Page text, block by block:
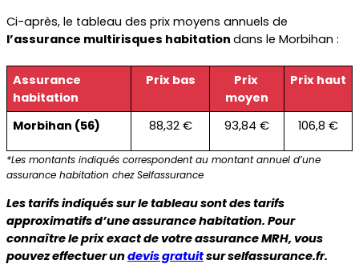
l’assurance multirisques habitation dans le Morbihan :
Assurance
habitation
Prix bas
Prix
moyen
Prix haut
Morbihan (56) 88,32 € 93,84 € 106,8 €
*Les montants indiqués correspondent au montant annuel d’une
assurance habitation chez Selfassurance
Les tarifs indiqués sur le tableau sont des tarifs
approximatifs d’une assurance habitation. Pour
connaître le prix exact de votre assurance MRH, vous
pouvez effectuer un devis gratuitsur selfassurance.fr.